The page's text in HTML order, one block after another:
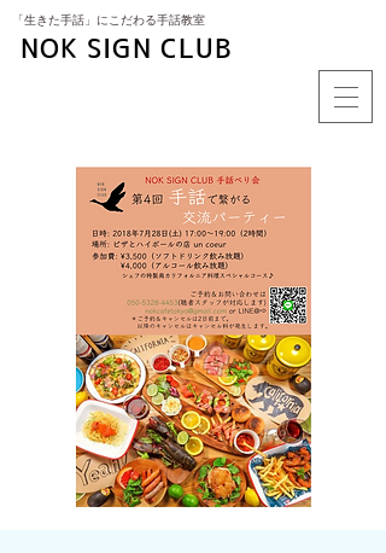
​「生きた手話」にこだわる手話教室
NOK SIGN CLUB